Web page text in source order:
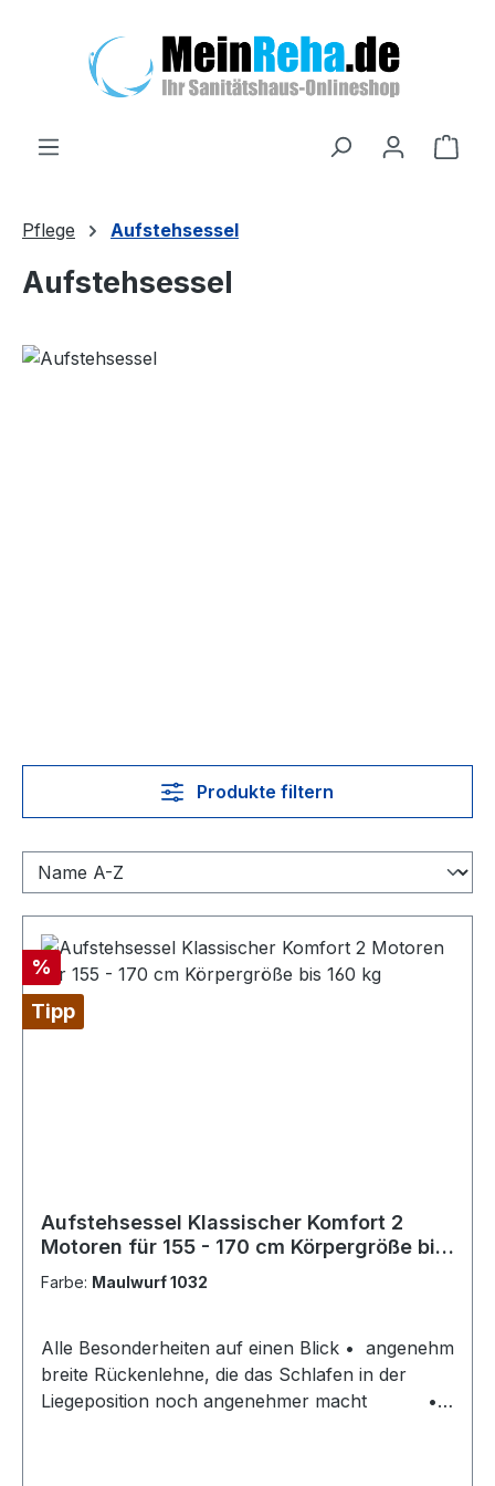
Pflege Aufstehsessel
Aufstehsessel
Produkte filtern
Rabatt
%
Tipp
Aufstehsessel Klassischer Komfort 2
Motoren für 155 - 170 cm Körpergröße bis
160 kg
Farbe: Maulwurf 1032
Alle Besonderheiten auf einen Blick • angenehm
breite Rückenlehne, die das Schlafen in der
Liegeposition noch angenehmer macht •